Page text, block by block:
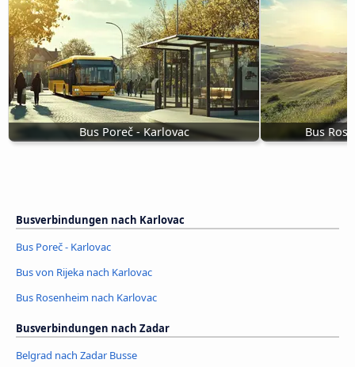
Bus Poreč - Karlovac Bus
Busverbindungen nach Karlovac
Bus Poreč - Karlovac
Bus von Rijeka nach Karlovac
Bus Rosenheim nach Karlovac
Busverbindungen nach Zadar
Belgrad nach Zadar Busse